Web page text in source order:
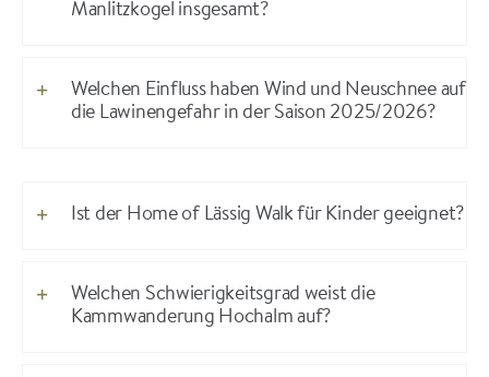
Manlitzkogel insgesamt?
Welchen Einfluss haben Wind und Neuschnee auf
die Lawinengefahr in der Saison 2025/2026?
Ist der Home of Lässig Walk für Kinder geeignet?
Welchen Schwierigkeitsgrad weist die
Kammwanderung Hochalm auf?